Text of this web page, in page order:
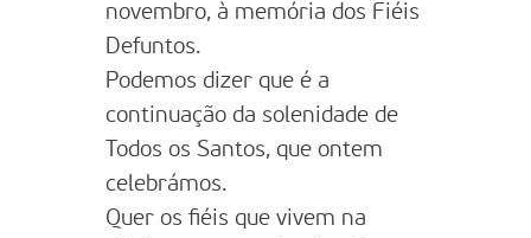
novembro, à memória dos Fiéis
Defuntos.
Podemos dizer que é a
continuação da solenidade de
Todos os Santos, que ontem
celebrámos.
Quer os fiéis que vivem na